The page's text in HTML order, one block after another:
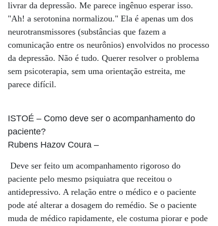
livrar da depressão. Me parece ingênuo esperar isso.
"Ah! a serotonina normalizou." Ela é apenas um dos
neurotransmissores (substâncias que fazem a
comunicação entre os neurônios) envolvidos no processo
da depressão. Não é tudo. Querer resolver o problema
sem psicoterapia, sem uma orientação estreita, me
parece difícil.
ISTOÉ – Como deve ser o acompanhamento do
paciente?
Rubens Hazov Coura –
Deve ser feito um acompanhamento rigoroso do
paciente pelo mesmo psiquiatra que receitou o
antidepressivo. A relação entre o médico e o paciente
pode até alterar a dosagem do remédio. Se o paciente
muda de médico rapidamente, ele costuma piorar e pode